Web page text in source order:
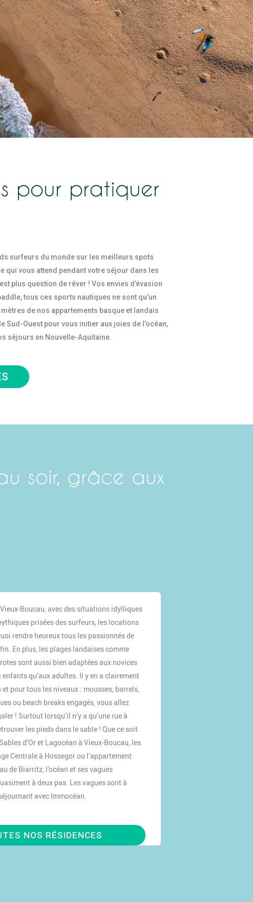
pour pratiquer
surfeurs du monde sur les meilleurs spots
qui vous attend pendant votre séjour dans les
plus question de rêver ! Vos envies d’évasion
tous ces sports nautiques ne sont qu’un
de nos appartements basque et landais
Ouest pour vous initier aux joies de l’océan,
séjours en Nouvelle-Aquitaine.
soir, grâce aux
Boucau, avec des situations idylliques
prisées des surfeurs, les locations
rendre heureux tous les passionnés de
En plus, les plages landaises comme
sont aussi bien adaptées aux novices
enfants qu’aux adultes. Il y en a clairement
pour tous les niveaux : mousses, barrels,
ou beach breaks engagés, vous allez
! Surtout lorsqu’il n’y a qu’une rue à
les pieds dans le sable ! Que ce soit
d’Or et Lagocéan à Vieux-Boucau, les
Centrale à Hossegor ou l’appartement
de Biarritz, l’océan et ses vagues
à deux pas. Les vagues sont à
avec Immocéan.
NOS RÉSIDENCES